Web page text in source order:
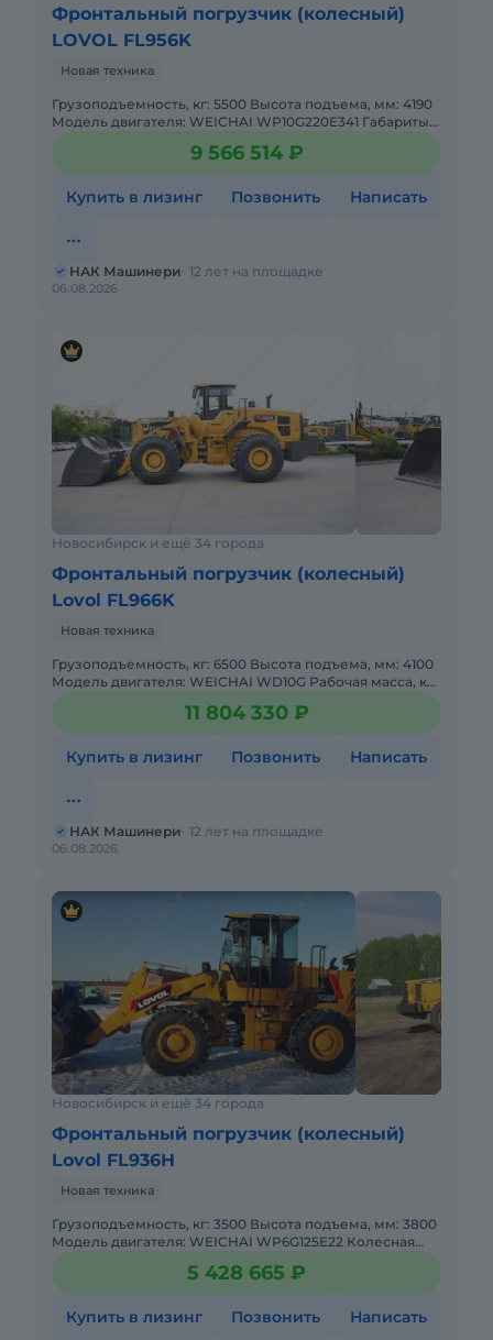
Фронтальный погрузчик (колесный)
LOVOL FL956K
Новая техника
Грузоподъемность, кг: 5500 Высота подъема, мм: 4190
Модель двигателя: WEICHAI WP10G220E341 Габариты
9 566 514 ₽
Купить в лизинг Позвонить Написать
06.08.2026
НАК Машинери 12 лет на площадке
Новосибирск и ещё 34 города
Фронтальный погрузчик (колесный)
Lovol FL966K
Новая техника
Грузоподъемность, кг: 6500 Высота подъема, мм: 4100
Модель двигателя: WEICHAI WD10G Рабочая масса, кг:
11 804 330 ₽
Купить в лизинг Позвонить Написать
06.08.2026
НАК Машинери 12 лет на площадке
Новосибирск и ещё 34 города
Фронтальный погрузчик (колесный)
Lovol FL936H
Новая техника
Грузоподъемность, кг: 3500 Высота подъема, мм: 3800
Модель двигателя: WEICHAI WP6G125E22 Колесная
5 428 665 ₽
Купить в лизинг Позвонить Написать